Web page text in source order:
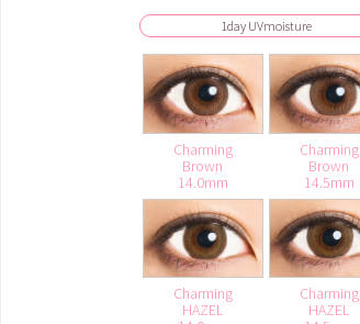
1day UVmoisture
Charming
Brown
14.0mm
Charming
Brown
14.5mm
Charming
HAZEL
Charming
HAZEL